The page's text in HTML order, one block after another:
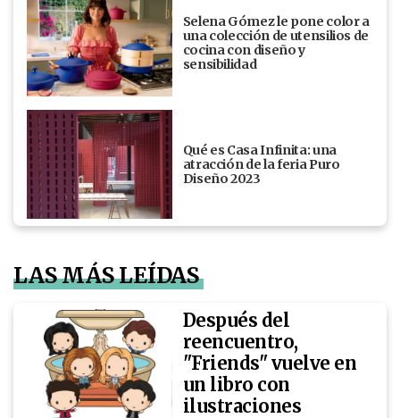
Selena Gómez le pone color a
una colección de utensilios de
cocina con diseño y
sensibilidad
Qué es Casa Infinita: una
atracción de la feria Puro
Diseño 2023
LAS MÁS LEÍDAS
Después del
reencuentro,
"Friends" vuelve en
un libro con
ilustraciones